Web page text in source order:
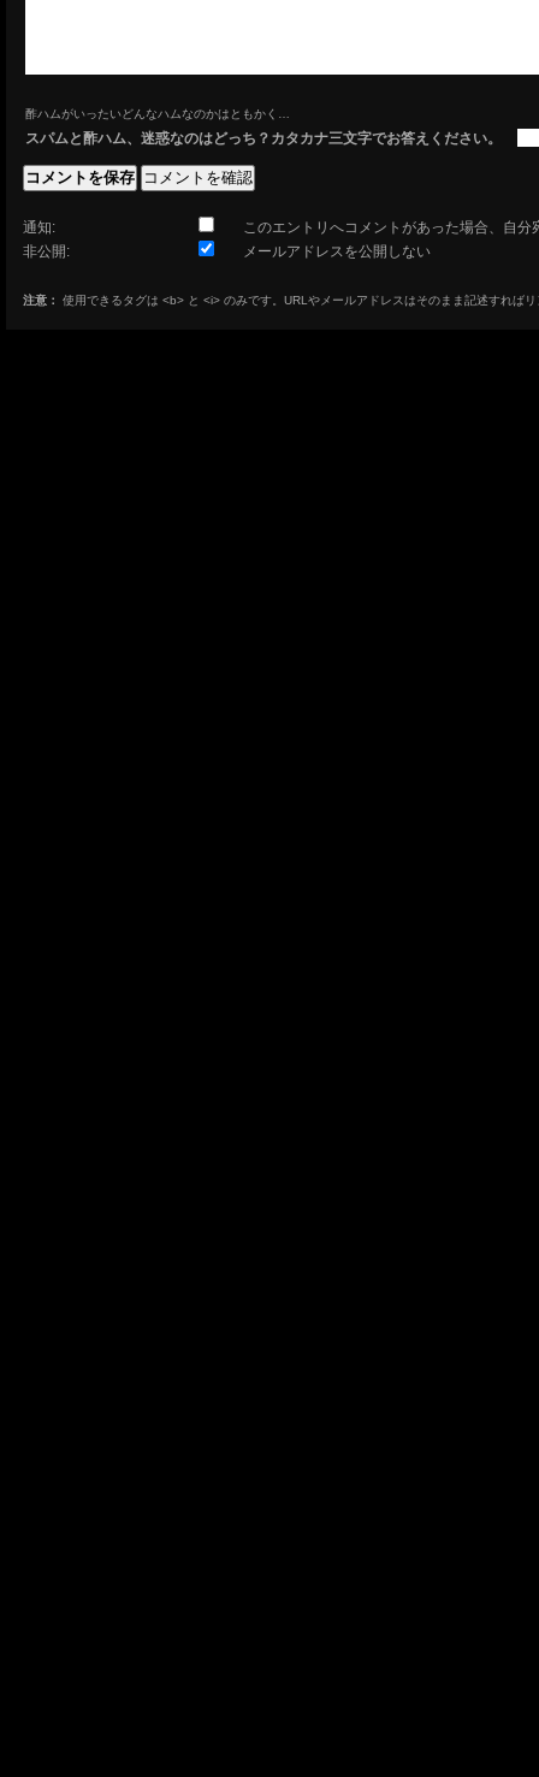
酢ハムがいったいどんなハムなのかはともかく…
スパムと酢ハム、迷惑なのはどっち？カタカナ三文字でお答えください。
通知:
このエントリへコメントがあった場合、自分
非公開:
メールアドレスを公開しない
注意： 使用できるタグは <b> と <i> のみです。URLやメールアドレスはそのまま記述すれば